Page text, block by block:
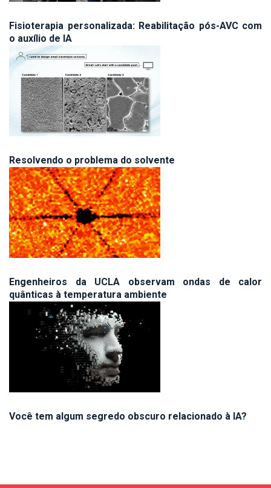
Fisioterapia personalizada: Reabilitação pós-AVC com
o auxílio de IA
Resolvendo o problema do solvente
Engenheiros da UCLA observam ondas de calor
quânticas à temperatura ambiente
Você tem algum segredo obscuro relacionado à IA?